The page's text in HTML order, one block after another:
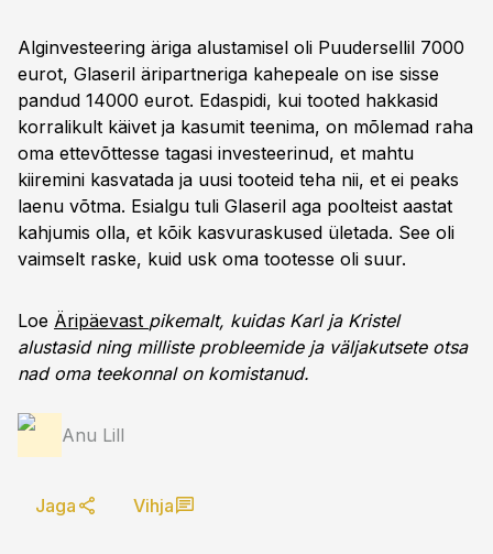
Alginvesteering äriga alustamisel oli Puudersellil 7000
eurot, Glaseril äripartneriga kahepeale on ise sisse
pandud 14000 eurot. Edaspidi, kui tooted hakkasid
korralikult käivet ja kasumit teenima, on mõlemad raha
oma ettevõttesse tagasi investeerinud, et mahtu
kiiremini kasvatada ja uusi tooteid teha nii, et ei peaks
laenu võtma. Esialgu tuli Glaseril aga poolteist aastat
kahjumis olla, et kõik kasvuraskused ületada. See oli
vaimselt raske, kuid usk oma tootesse oli suur.
Loe Äripäevast pikemalt, kuidas Karl ja Kristel
alustasid ning milliste probleemide ja väljakutsete otsa
nad oma teekonnal on komistanud.
Anu Lill
Jaga Vihja